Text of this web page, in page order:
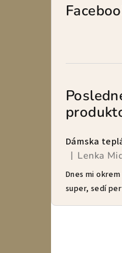
Dámska
Hodnotenie
| Lenka
Dnes mi
super, sedí